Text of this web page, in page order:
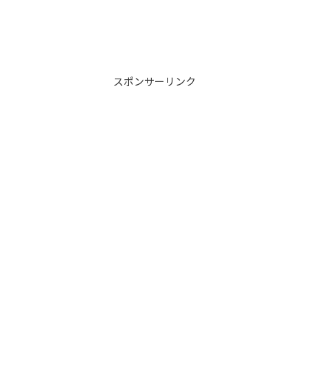
スポンサーリンク